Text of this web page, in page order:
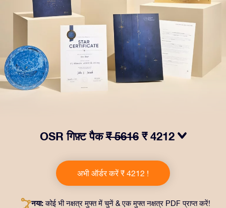
OSR गिफ़्ट पैक₹ 5616 ₹ 4212
लिफ़ाफ़ा, आपकी पसंद से तैयार दस्तावेज़, साथ ही डिजिटल दस्तावेज़
और हमारे ऐप्स का मुफ़्त इस्तेमाल शामिल है। यह दोस्तों और प्रियजनों को
एक हमेशा बरक़रार रहने वाला उपहार पेश करने का जादुई तरीक़ा है।
अभी ऑर्डर करें ₹ 4212 !
नया:कोई भी नक्षत्र मुफ्त में चुनें & एक मुफ्त नक्षत्र PDF प्राप्त करें!